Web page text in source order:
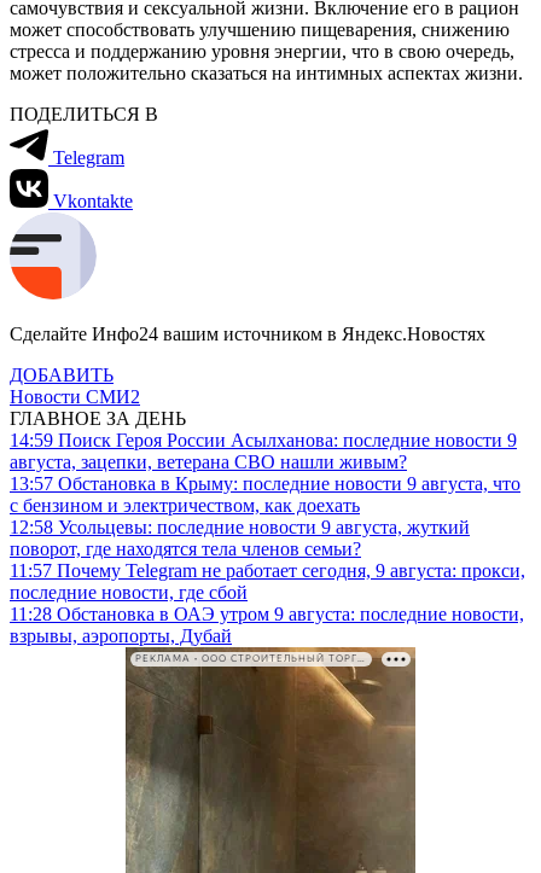
самочувствия и сексуальной жизни. Включение его в рацион
может способствовать улучшению пищеварения, снижению
стресса и поддержанию уровня энергии, что в свою очередь,
может положительно сказаться на интимных аспектах жизни.
ПОДЕЛИТЬСЯ В
Telegram
Vkontakte
Сделайте Инфо24 вашим источником в Яндекс.Новостях
ДОБАВИТЬ
Новости СМИ2
ГЛАВНОЕ ЗА ДЕНЬ
14:59 Поиск Героя России Асылханова: последние новости 9
августа, зацепки, ветерана СВО нашли живым?
13:57 Обстановка в Крыму: последние новости 9 августа, что
с бензином и электричеством, как доехать
12:58 Усольцевы: последние новости 9 августа, жуткий
поворот, где находятся тела членов семьи?
11:57 Почему Telegram не работает сегодня, 9 августа: прокси,
последние новости, где сбой
11:28 Обстановка в ОАЭ утром 9 августа: последние новости,
взрывы, аэропорты, Дубай
РЕКЛАМА • ООО СТРОИТЕЛЬНЫЙ ТОРГОВЫЙ ДОМ «ПЕТРОВИЧ». ИНН: 7802348846